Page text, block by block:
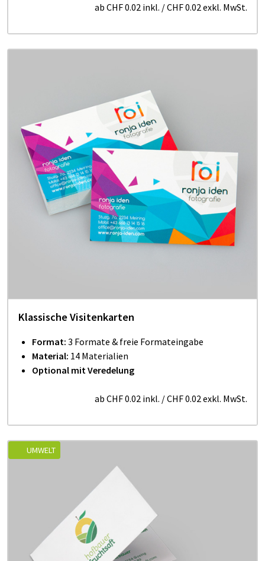
ab CHF 0.02 inkl. /CHF 0.02exkl. MwSt.
Klassische Visitenkarten
Format: 3 Formate & freie Formateingabe
Material: 14 Materialien
Optional mit Veredelung
ab CHF 0.02 inkl. /CHF 0.02exkl. MwSt.
UMWELT